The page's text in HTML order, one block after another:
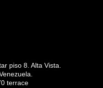
piso 8. Alta Vista.
terrace